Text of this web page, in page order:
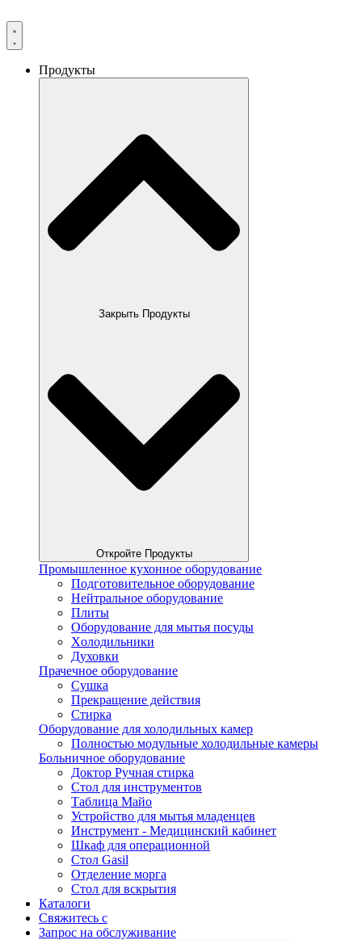
Продукты
Закрыть Продукты
Откройте Продукты
Промышленное кухонное оборудование
Подготовительное оборудование
Нейтральное оборудование
Плиты
Оборудование для мытья посуды
Xолодильники
Духовки
Прачечное оборудование
Сушка
Прекращение действия
Стирка
Оборудование для холодильных камер
Полностью модульные холодильные камеры
Больничное оборудование
Доктор Ручная стирка
Стол для инструментов
Таблица Майо
Устройство для мытья младенцев
Инструмент - Медицинский кабинет
Шкаф для операционной
Стол Gasil
Отделение морга
Стол для вскрытия
Каталоги
Свяжитесь с
Запрос на обслуживание